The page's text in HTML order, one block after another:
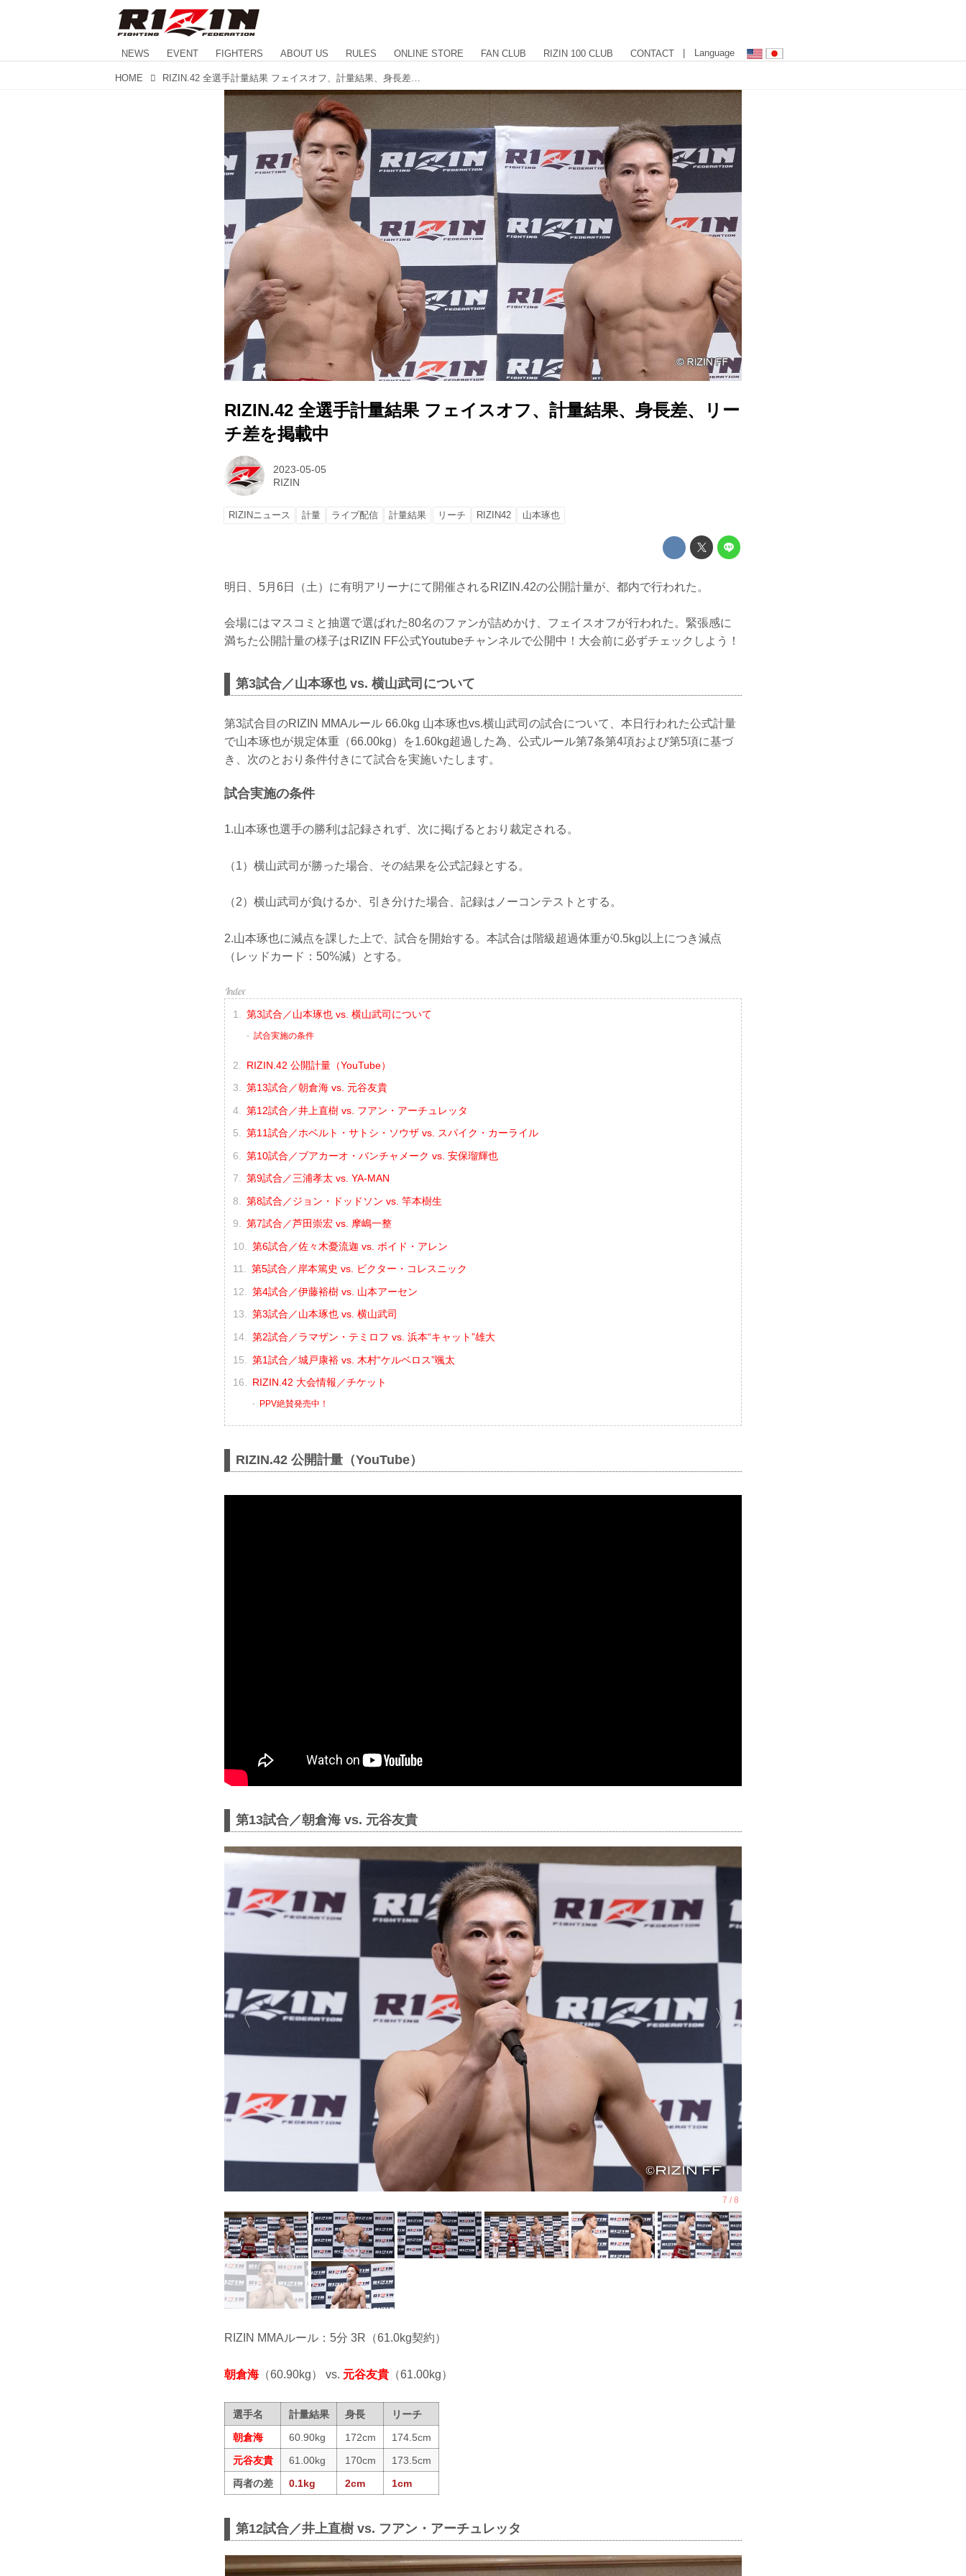
NEWS EVENT FIGHTERS ABOUT US RULES ONLINE STORE FAN CLUB RIZIN 100 CLUB CONTACT | Language
HOME
RIZIN.42 全選手計量結果 フェイスオフ、計量結果、身長差、リー
チ差を掲載中
2023-05-05
RIZIN
RIZINニュース 計量 ライブ配信 計量結果 リーチ RIZIN42 山本琢也
明日、5月6日（土）に有明アリーナにて開催されるRIZIN.42の公開計量が、都内で行われた。
会場にはマスコミと抽選で選ばれた80名のファンが詰めかけ、フェイスオフが行われた。緊張感に
満ちた公開計量の様子はRIZIN FF公式Youtubeチャンネルで公開中！大会前に必ずチェックしよう！
第3試合／山本琢也 vs. 横山武司について
第3試合目のRIZIN MMAルール 66.0kg 山本琢也vs.横山武司の試合について、本日行われた公式計量
で山本琢也が規定体重（66.00kg）を1.60kg超過した為、公式ルール第7条第4項および第5項に基づ
き、次のとおり条件付きにて試合を実施いたします。
試合実施の条件
1.山本琢也選手の勝利は記録されず、次に掲げるとおり裁定される。
（1）横山武司が勝った場合、その結果を公式記録とする。
（2）横山武司が負けるか、引き分けた場合、記録はノーコンテストとする。
2.山本琢也に減点を課した上で、試合を開始する。本試合は階級超過体重が0.5kg以上につき減点
（レッドカード：50%減）とする。
第3試合／山本琢也 vs. 横山武司について
試合実施の条件
RIZIN.42 公開計量（YouTube）
第13試合／朝倉海 vs. 元谷友貴
第12試合／井上直樹 vs. フアン・アーチュレッタ
第11試合／ホベルト・サトシ・ソウザ vs. スパイク・カーライル
第10試合／ブアカーオ・バンチャメーク vs. 安保瑠輝也
第9試合／三浦孝太 vs. YA-MAN
第8試合／ジョン・ドッドソン vs. 竿本樹生
第7試合／芦田崇宏 vs. 摩嶋一整
第6試合／佐々木憂流迦 vs. ボイド・アレン
第5試合／岸本篤史 vs. ビクター・コレスニック
第4試合／伊藤裕樹 vs. 山本アーセン
第3試合／山本琢也 vs. 横山武司
第2試合／ラマザン・テミロフ vs. 浜本“キャット”雄大
第1試合／城戸康裕 vs. 木村“ケルベロス”颯太
RIZIN.42 大会情報／チケット
PPV絶賛発売中！
RIZIN.42 公開計量（YouTube）
第13試合／朝倉海 vs. 元谷友貴
RIZIN MMAルール：5分 3R（61.0kg契約）
朝倉海（60.90kg） vs. 元谷友貴 （61.00kg）
選手名 計量結果 身長
リーチ
朝倉海
60.90kg 172cm
174.5cm
元谷友貴
61.00kg 170cm
173.5cm
両者の差
0.1kg 2cm 1cm
第12試合／井上直樹 vs. フアン・アーチュレッタ